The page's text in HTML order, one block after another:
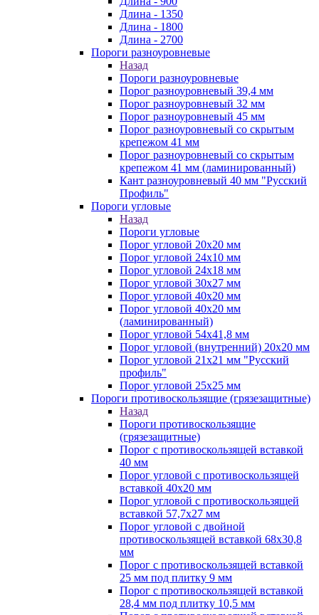
Длина - 1350
Длина - 1800
Длина - 2700
Пороги разноуровневые
Назад
Пороги разноуровневые
Порог разноуровневый 39,4 мм
Порог разноуровневый 32 мм
Порог разноуровневый 45 мм
Порог разноуровневый со скрытым
крепежом 41 мм
Порог разноуровневый со скрытым
крепежом 41 мм (ламинированный)
Кант разноуровневый 40 мм "Русский
Профиль"
Пороги угловые
Назад
Пороги угловые
Порог угловой 20х20 мм
Порог угловой 24х10 мм
Порог угловой 24х18 мм
Порог угловой 30х27 мм
Порог угловой 40х20 мм
Порог угловой 40х20 мм
(ламинированный)
Порог угловой 54х41,8 мм
Порог угловой (внутренний) 20х20 мм
Порог угловой 21х21 мм "Русский
профиль"
Порог угловой 25х25 мм
Пороги противоскользящие (грязезащитные)
Назад
Пороги противоскользящие
(грязезащитные)
Порог с противоскользящей вставкой
40 мм
Порог угловой с противоскользящей
вставкой 40х20 мм
Порог угловой с противоскользящей
вставкой 57,7х27 мм
Порог угловой с двойной
противоскользящей вставкой 68х30,8
мм
Порог с противоскользящей вставкой
25 мм под плитку 9 мм
Порог с противоскользящей вставкой
28,4 мм под плитку 10,5 мм